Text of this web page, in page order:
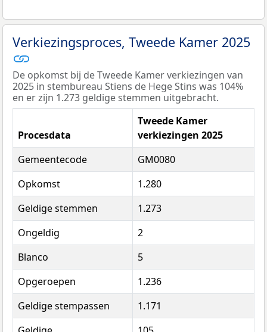
Verkiezingsproces, Tweede Kamer 2025
De opkomst bij de Tweede Kamer verkiezingen van
2025 in stembureau Stiens de Hege Stins was 104%
en er zijn 1.273 geldige stemmen uitgebracht.
Procesdata
Tweede Kamer
verkiezingen 2025
Gemeentecode
GM0080
Opkomst
1.280
Geldige stemmen
1.273
Ongeldig
2
Blanco
5
Opgeroepen
1.236
Geldige stempassen
1.171